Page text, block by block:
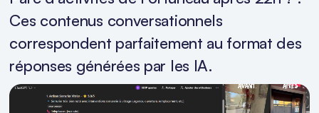
Ces contenus conversationnels
correspondent parfaitement au format des
réponses générées par les IA.